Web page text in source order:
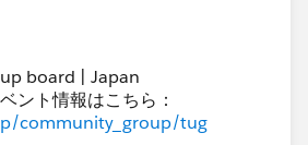
作成の楽しさを知ることができ
Tableau Prep Builderを使い、デ
board | Japan
ント情報はこちら：
community_group/tug